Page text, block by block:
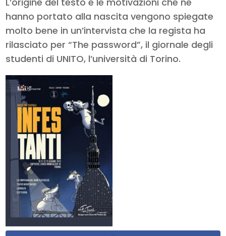
hanno portato alla nascita vengono spiegate
molto bene in un’intervista che la regista ha
rilasciato per “The password”, il giornale degli
studenti di UNITO, l’università di Torino.